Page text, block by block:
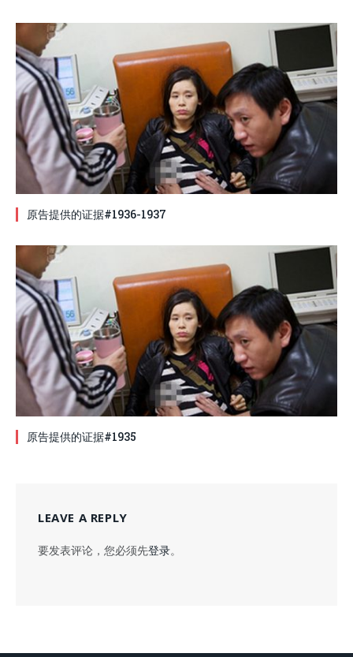
原告提供的证据#1936-1937
原告提供的证据#1935
LEAVE A REPLY
要发表评论，您必须先登录。